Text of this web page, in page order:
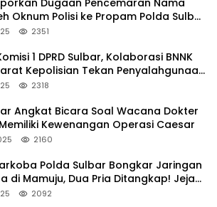
Oknum Polisi ke Propam Polda Sulbar
2351
1 DPRD Sulbar, Kolaborasi BNNK
Kepolisian Tekan Penyalahgunaan
2318
Angkat Bicara Soal Wacana Dokter
Kewenangan Operasi Caesar
2160
Polda Sulbar Bongkar Jaringan
di Mamuju, Dua Pria Ditangkap! Jejak
2092